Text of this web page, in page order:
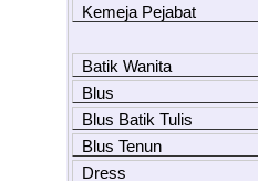
Kemeja Pejabat
Batik Wanita
Blus
Blus Batik Tulis
Blus Tenun
Dress